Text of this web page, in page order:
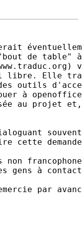
de table"
libre. Elle
outils
à
au projet et,
cette
gens à
par